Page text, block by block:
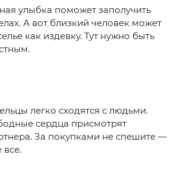
улыбка поможет заполучить
А вот близкий человек может
как издевку. Тут нужно быть
легко сходятся с людьми.
сердца присмотрят
За покупками не спешите —
все.